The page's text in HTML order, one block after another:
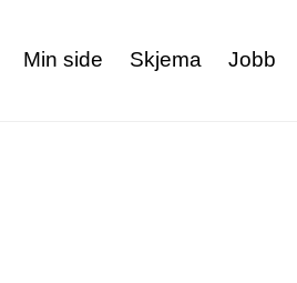
Min side Skjema Jobb